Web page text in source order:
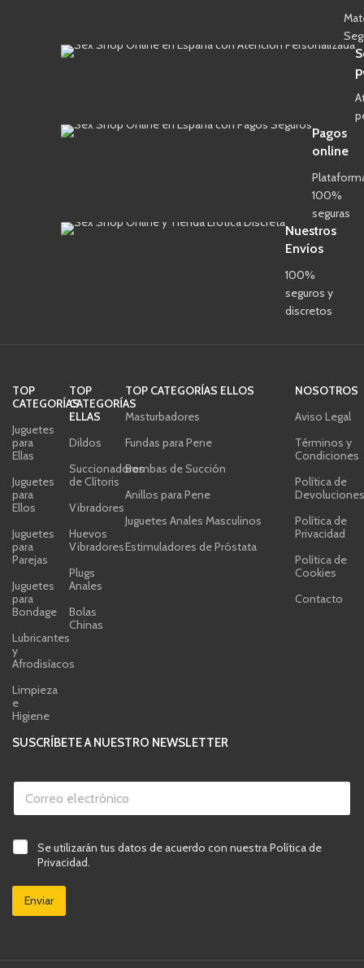
Pagos
online
100%
seguras
Nuestros
Envíos
100%
seguros y
discretos
TOP
CATEGORÍAS
Juguetes
para
Ellas
Juguetes
para
Ellos
Juguetes
para
Parejas
Juguetes
para
Bondage
Lubricantes
y
Afrodisíacos
Limpieza
e
Higiene
TOP
CATEGORÍAS
ELLAS
Dildos
Succionadores
de Clítoris
Vibradores
Huevos
Vibradores
Plugs
Anales
Bolas
Chinas
TOP CATEGORÍAS ELLOS
Masturbadores
Fundas para Pene
Bombas de Succión
Anillos para Pene
Juguetes Anales Masculinos
Estimuladores de Próstata
NOSOTROS
Aviso Legal
Términos y
Condiciones
Política de
Política de
Privacidad
Política de
Cookies
Contacto
SUSCRÍBETE A NUESTRO NEWSLETTER
C
r
e
o
l
c
f
c
e
*
C
i
l
Se utilizarán tus datos de acuerdo con nuestra Política de
Privacidad.
Enviar